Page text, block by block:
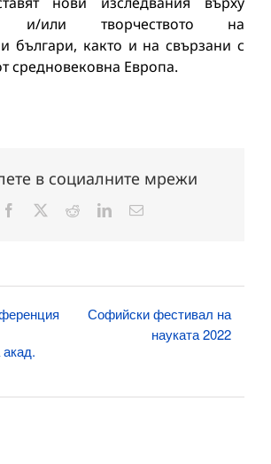
и/или творчеството на
българи, както и на свързани с
средновековна Европа.
в социалните мрежи
Facebook RedditLinkedInЕлектронна
Софийски фестивал на
науката 2022